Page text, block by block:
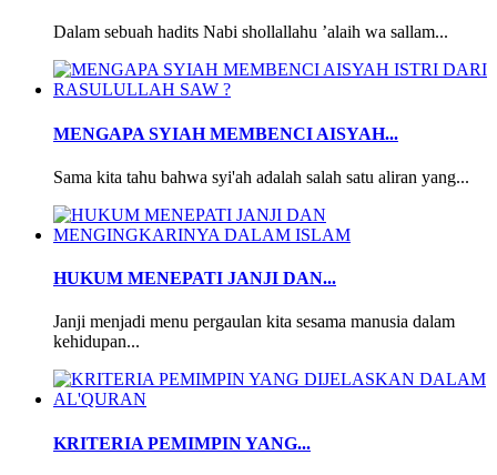
Dalam sebuah hadits Nabi shollallahu ’alaih wa sallam...
MENGAPA SYIAH MEMBENCI AISYAH...
Sama kita tahu bahwa syi'ah adalah salah satu aliran yang...
HUKUM MENEPATI JANJI DAN...
Janji menjadi menu pergaulan kita sesama manusia dalam
kehidupan...
KRITERIA PEMIMPIN YANG...